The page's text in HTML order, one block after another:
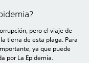
pero el viaje de
tierra de esta plaga. Para
ya que puede
por La Epidemia.